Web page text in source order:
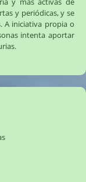
y periódicas, y se
A iniciativa propia o
intenta aportar